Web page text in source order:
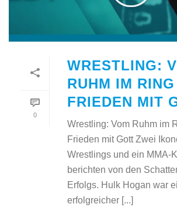
0
WRESTLING:
RUHM IM
FRIEDEN MIT
Wrestling: Vom Ruhm im
Frieden mit Gott Zwei
Wrestlings und ein MMA-
berichten von den
Erfolgs. Hulk Hogan war
erfolgreicher [...]